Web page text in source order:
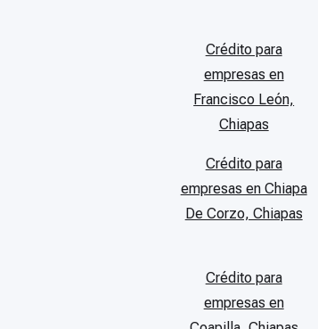
Crédito para
empresas en
Francisco León,
Chiapas
Crédito para
empresas en Chiapa
De Corzo, Chiapas
Crédito para
empresas en